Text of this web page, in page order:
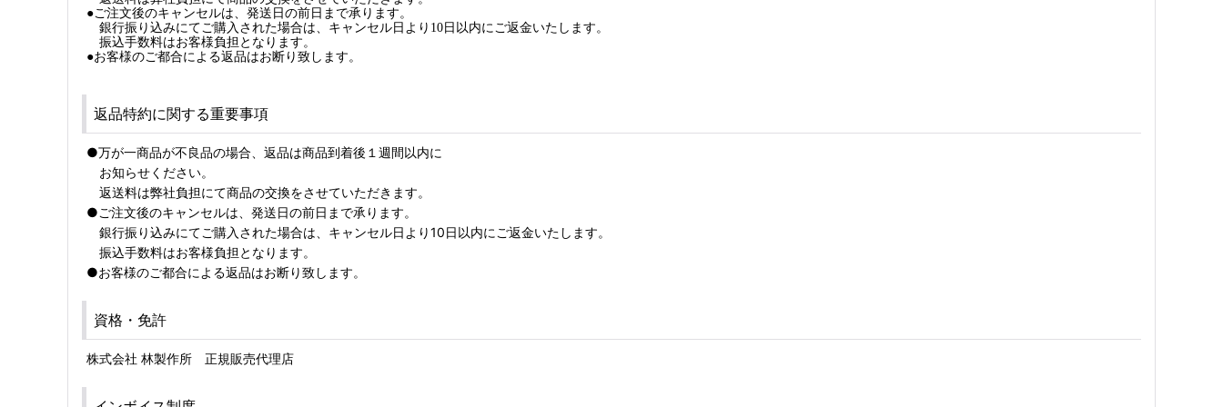
●ご注文後のキャンセルは、発送日の前日まで承ります。
銀行振り込みにてご購入された場合は、キャンセル日より10日以内にご返金いたします。
振込手数料はお客様負担となります。
●お客様のご都合による返品はお断り致します。
返品特約に関する重要事項
●万が一商品が不良品の場合、返品は商品到着後１週間以内に
お知らせください。
返送料は弊社負担にて商品の交換をさせていただきます。
●ご注文後のキャンセルは、発送日の前日まで承ります。
銀行振り込みにてご購入された場合は、キャンセル日より10日以内にご返金いたします。
振込手数料はお客様負担となります。
●お客様のご都合による返品はお断り致します。
資格・免許
株式会社 林製作所 正規販売代理店